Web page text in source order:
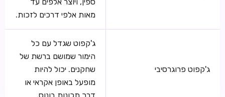
מאות אלפי דרכים לזכות.
ג'קפוט פרוגרסיבי
ג'קפוט שגדל עם כל
הימור שמושם ברשת של
שחקנים. יכול להיות
מופעל באופן אקראי או